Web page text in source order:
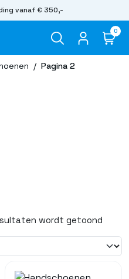
vanaf € 350,-
0
/ Pagina 2
wordt getoond